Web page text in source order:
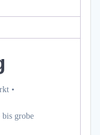
•
grobe